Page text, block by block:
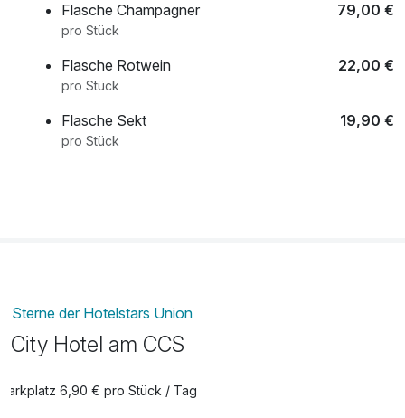
Flasche Champagner
79,00 €
pro Stück
Flasche Rotwein 22,00 €
pro Stück
Flasche Sekt 19,90 €
pro Stück
Sterne der Hotelstars Union
City Hotel am CCS
Parkplatz 6,90 € pro Stück / Tag